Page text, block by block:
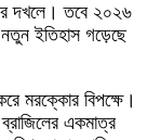
দখলে। তবে ২০২৬
নতুন ইতিহাস গড়েছে
মরক্কোর বিপক্ষে।
একমাত্র